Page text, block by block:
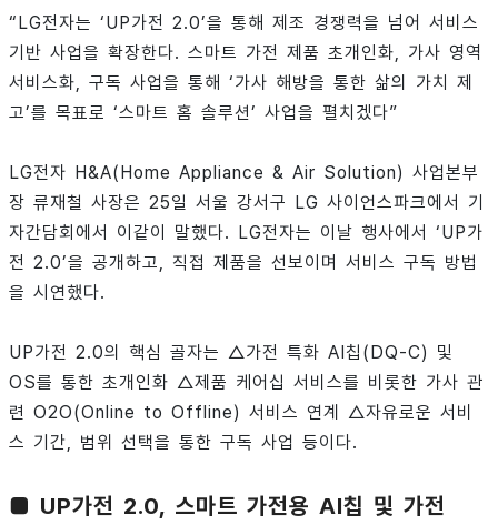
“LG전자는 ‘UP가전 2.0’을 통해 제조 경쟁력을 넘어 서비스
기반 사업을 확장한다. 스마트 가전 제품 초개인화, 가사 영역
서비스화, 구독 사업을 통해 ‘가사 해방을 통한 삶의 가치 제
고’를 목표로 ‘스마트 홈 솔루션’ 사업을 펼치겠다”
LG전자 H&A(Home Appliance & Air Solution) 사업본부
장 류재철 사장은 25일 서울 강서구 LG 사이언스파크에서 기
자간담회에서 이같이 말했다. LG전자는 이날 행사에서 ‘UP가
전 2.0’을 공개하고, 직접 제품을 선보이며 서비스 구독 방법
을 시연했다.
UP가전 2.0의 핵심 골자는 △가전 특화 AI칩(DQ-C) 및
OS를 통한 초개인화 △제품 케어십 서비스를 비롯한 가사 관
련 O2O(Online to Offline) 서비스 연계 △자유로운 서비
스 기간, 범위 선택을 통한 구독 사업 등이다.
■ UP가전 2.0, 스마트 가전용 AI칩 및 가전